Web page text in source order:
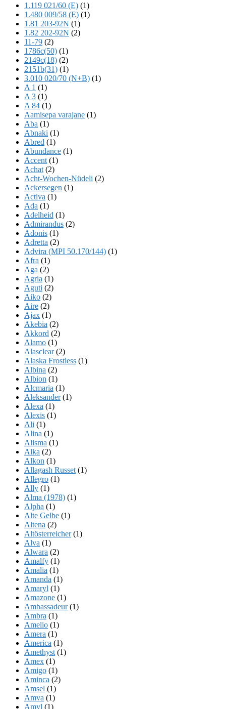
1.119 021/60 (E) (1)
1.480 009/58 (E) (1)
1.81 203-92N (1)
1.82 202-92N (2)
11-79 (2)
1786c(50) (1)
2149c(18) (2)
2151b(31) (1)
3.010 020/70 (N+B) (1)
A 1 (1)
A 3 (1)
A 84 (1)
Aamisepa varajane (1)
Aba (1)
Abnaki (1)
Abred (1)
Abundance (1)
Accent (1)
Achat (2)
Acht-Wochen-Nüdeli (2)
Ackersegen (1)
Activa (1)
Ada (1)
Adelheid (1)
Admirandus (2)
Adonis (1)
Adretta (2)
Advira (MPI 50.170/144) (1)
Afra (1)
Aga (2)
Agria (1)
Aguti (2)
Aiko (2)
Aire (2)
Ajax (1)
Akebia (2)
Akkord (2)
Alamo (1)
Alasclear(2)
Alaska Frostless (1)
Albina (2)
Albion (1)
Alcmaria (1)
Aleksander(1)
Alexa (1)
Alexis (1)
Ali (1)
Alina (1)
Alisma (1)
Alka (2)
Alkon (1)
Allagash Russet (1)
Allegro (1)
Ally (1)
Alma (1978) (1)
Alpha (1)
Alte Gelbe (1)
Altena (2)
Altösterreicher(1)
Alva (1)
Alwara (2)
Amalfy (1)
Amalia (1)
Amanda (1)
Amaryl (1)
Amazone (1)
Ambassadeur(1)
Ambra (1)
Amelio (1)
Amera (1)
America (1)
Amethyst (1)
Amex (1)
Amigo (1)
Aminca (2)
Amsel (1)
Amva (1)
Amyl (1)